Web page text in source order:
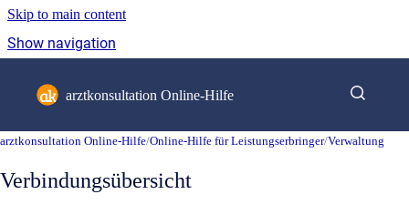
Skip to main content
Show navigation
arztkonsultation Online-Hilfe
arztkonsultation Online-Hilfe/Online-Hilfe für Leistungserbringer/Verwaltung
Verbindungsübersicht